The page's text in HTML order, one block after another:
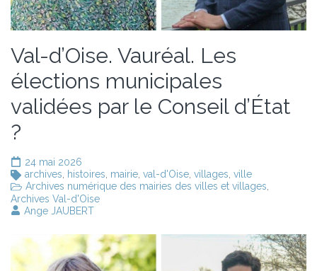
Val-d’Oise. Vauréal. Les
élections municipales
validées par le Conseil d’État
?
24 mai 2026
archives
histoires mairie val-d'Oise villages ville
Archives numérique des mairies des villes et villages
Archives Val-d'Oise
Ange JAUBERT